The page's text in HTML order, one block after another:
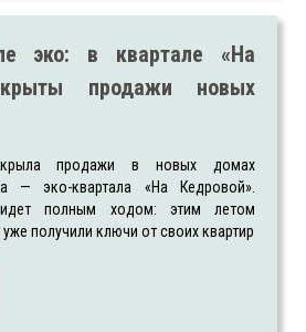
эко: в квартале «На
продажи новых
продажи в новых домах
— эко-квартала «На Кедровой».
идет полным ходом: этим летом
получили ключи от своих квартир